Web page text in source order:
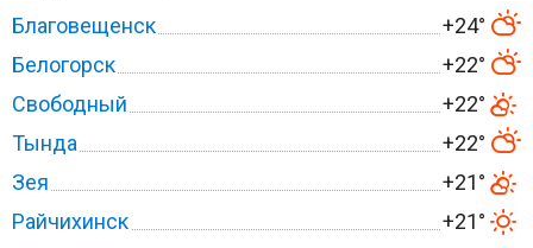
Благовещенск
+24°
Белогорск
+22°
Свободный
+22°
Тында
+22°
Зея
+21°
Райчихинск
+21°